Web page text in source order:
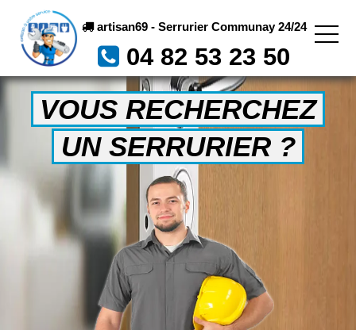
artisan69 - Serrurier Communay 24/24
04 82 53 23 50
VOUS RECHERCHEZ
UN SERRURIER ?